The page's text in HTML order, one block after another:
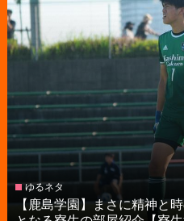
ゆるネタ
【鹿島学園】まさに精神と